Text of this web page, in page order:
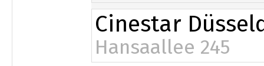
Cinestar
Hansaallee 245